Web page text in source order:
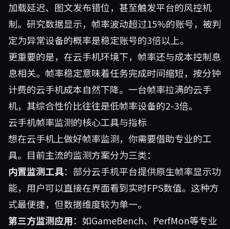
加载延迟、图文发布错位，甚至触发平台的风控机
制。研究数据显示，帧率波动超过15%的账号，被判
定为异常设备的概率是稳定账号的3倍以上。
更重要的是，在云手机环境下，帧率还与成本控制息
息相关。帧率稳定意味着任务完成时间缩短，按分钟
计费的云手机成本自然下降。一台帧率拉满的云手
机，其综合性价比往往是低帧率设备的2-3倍。
云手机帧率监测的核心工具与指标
想在云手机上做好帧率监测，你需要借助专业的工
具。目前主流的监测方案分为三类：
内置监测工具：部分云手机平台提供原生帧率显示功
能，用户可以直接在界面看到实时FPS数值。这种方
式最便捷，但数据维度较为单一。
第三方监测应用：如GameBench、PerfMon等专业